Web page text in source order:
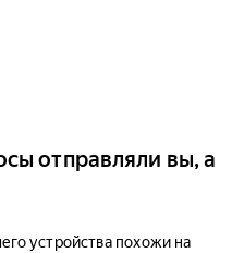
отправляли вы, а
устройства похожи на